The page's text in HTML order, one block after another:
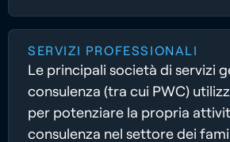
SERVIZI PROFESSIONALI
Le principali società di servizi
consulenza (tra cui PWC)
per potenziare la propria
consulenza nel settore dei